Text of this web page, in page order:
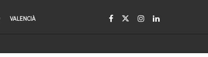
VALENCIÀ